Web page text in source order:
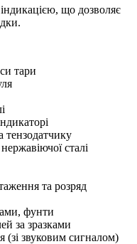
що дозволяє
тари
тензодатчику
сталі
та розряд
фунти
за зразками
(зі звуковим сигналом)